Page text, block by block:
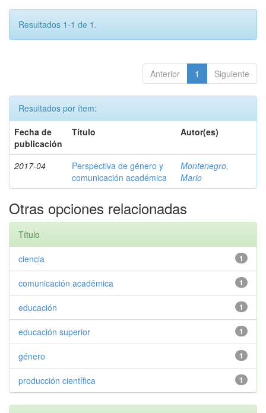
Resultados 1-1 de 1.
Anterior 1 Siguiente
Resultados por ítem:
Fecha de
publicación
Título Autor(es)
2017-04
Perspectiva de género y
comunicación académica
Montenegro,
Mario
Otras opciones relacionadas
Título
1
ciencia
1
comunicación académica
1
educación
1
educación superior
1
género
1
producción científica